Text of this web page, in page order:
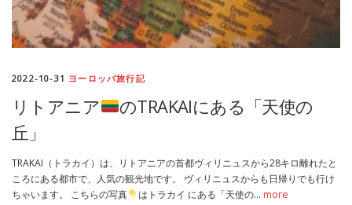
2022-10-31 ヨーロッパ旅行記
リトアニア
のTRAKAIにある「天使の
丘」
TRAKAI（トラカイ）は、リトアニアの首都ヴィリニュスから28キロ離れたと
ころにある都市で、人気の観光地です。 ヴィリニュスからも日帰りでも行け
ちゃいます。 こちらの写真
はトラカイ にある「天使の… more